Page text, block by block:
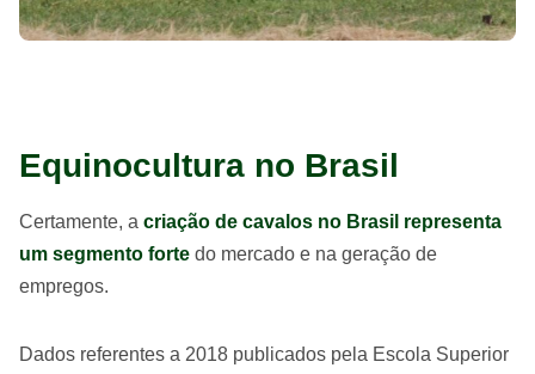
Equinocultura no Brasil
Certamente, a criação de cavalos no Brasil representa
um segmento forte do mercado e na geração de
empregos.
Dados referentes a 2018 publicados pela Escola Superior